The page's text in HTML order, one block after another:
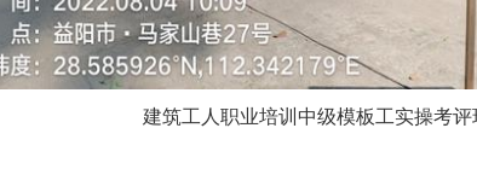
建筑工人职业培训中级模板工实操考评